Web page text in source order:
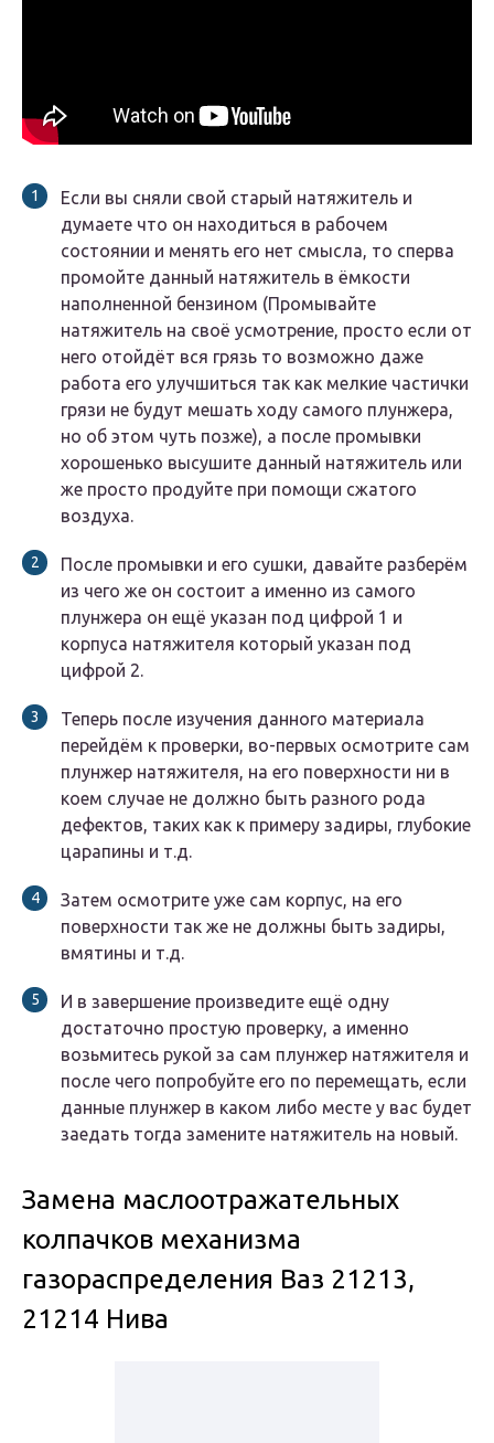
Если вы сняли свой старый натяжитель и
думаете что он находиться в рабочем
состоянии и менять его нет смысла, то сперва
промойте данный натяжитель в ёмкости
наполненной бензином (Промывайте
натяжитель на своё усмотрение, просто если от
него отойдёт вся грязь то возможно даже
работа его улучшиться так как мелкие частички
грязи не будут мешать ходу самого плунжера,
но об этом чуть позже), а после промывки
хорошенько высушите данный натяжитель или
же просто продуйте при помощи сжатого
воздуха.
После промывки и его сушки, давайте разберём
из чего же он состоит а именно из самого
плунжера он ещё указан под цифрой 1 и
корпуса натяжителя который указан под
цифрой 2.
Теперь после изучения данного материала
перейдём к проверки, во-первых осмотрите сам
плунжер натяжителя, на его поверхности ни в
коем случае не должно быть разного рода
дефектов, таких как к примеру задиры, глубокие
царапины и т.д.
Затем осмотрите уже сам корпус, на его
поверхности так же не должны быть задиры,
вмятины и т.д.
И в завершение произведите ещё одну
достаточно простую проверку, а именно
возьмитесь рукой за сам плунжер натяжителя и
после чего попробуйте его по перемещать, если
данные плунжер в каком либо месте у вас будет
заедать тогда замените натяжитель на новый.
Замена маслоотражательных
колпачков механизма
газораспределения Ваз 21213,
21214 Нива